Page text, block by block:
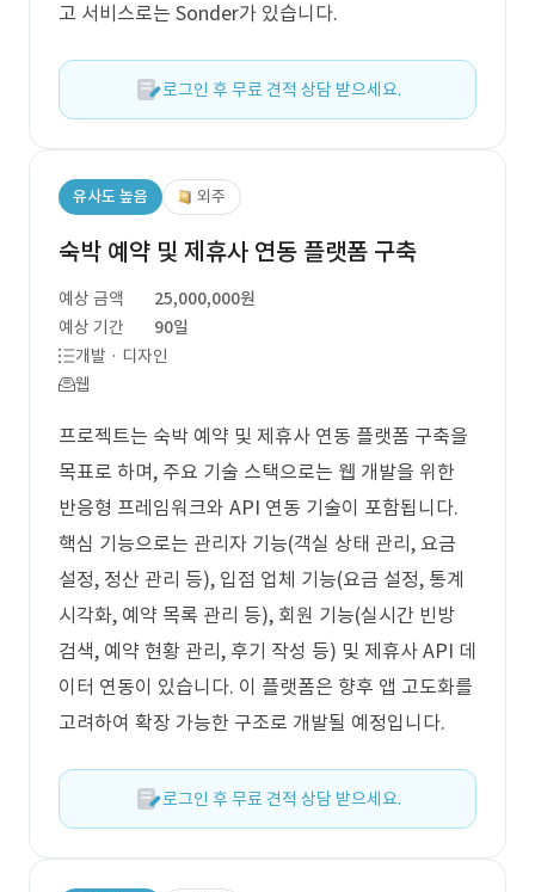
고 서비스로는 Sonder가 있습니다.
로그인 후 무료 견적 상담 받으세요.
유사도 높음 외주
숙박 예약 및 제휴사 연동 플랫폼 구축
예상 금액
25,000,000원
예상 기간
90일
개발 · 디자인
웹
프로젝트는 숙박 예약 및 제휴사 연동 플랫폼 구축을
목표로 하며, 주요 기술 스택으로는 웹 개발을 위한
반응형 프레임워크와 API 연동 기술이 포함됩니다.
핵심 기능으로는 관리자 기능(객실 상태 관리, 요금
설정, 정산 관리 등), 입점 업체 기능(요금 설정, 통계
시각화, 예약 목록 관리 등), 회원 기능(실시간 빈방
검색, 예약 현황 관리, 후기 작성 등) 및 제휴사 API 데
이터 연동이 있습니다. 이 플랫폼은 향후 앱 고도화를
고려하여 확장 가능한 구조로 개발될 예정입니다.
로그인 후 무료 견적 상담 받으세요.